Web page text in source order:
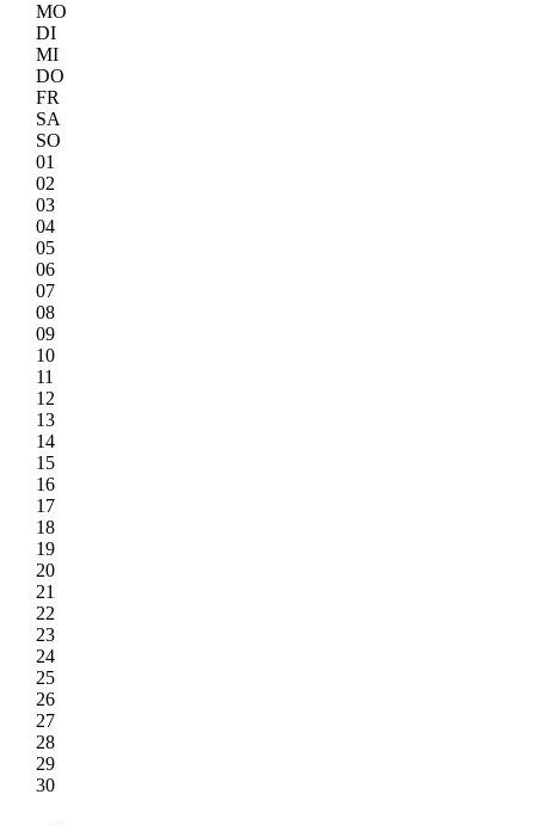
MO
DI
MI
DO
FR
SA
SO
01
02
03
04
05
06
07
08
09
10
11
12
13
14
15
16
17
18
19
20
21
22
23
24
25
26
27
28
29
30